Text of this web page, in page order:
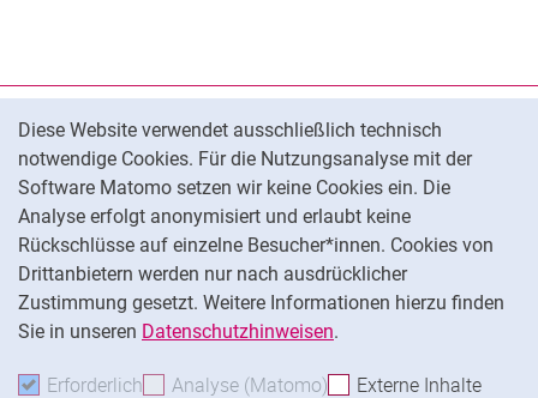
Diese Website verwendet ausschließlich technisch
notwendige Cookies. Für die Nutzungsanalyse mit der
Software Matomo setzen wir keine Cookies ein. Die
Analyse erfolgt anonymisiert und erlaubt keine
Rückschlüsse auf einzelne Besucher*innen. Cookies von
Drittanbietern werden nur nach ausdrücklicher
Zustimmung gesetzt. Weitere Informationen hierzu finden
Sie in unseren Datenschutzhinweisen.
Erforderlich Erforderliche Cookies akzeptieren
Analyse (Matomo) Analyse-Cookies
Externe Inhalte
Datenschutz
Barrierefreiheit
Transparenter KI-Einsatz
Impressum
Cookie-Einstellungen